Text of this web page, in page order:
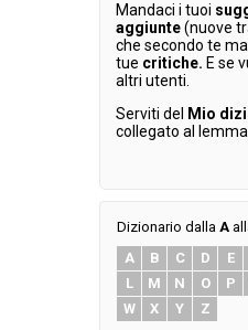
Mandaci i tuoi
aggiunte(nuove
che secondo te
tue critiche. E se
altri utenti.
Serviti del
Mio
collegato al
Dizionario dalla A
A
B C D E
L
M N O P
W
X Y Z